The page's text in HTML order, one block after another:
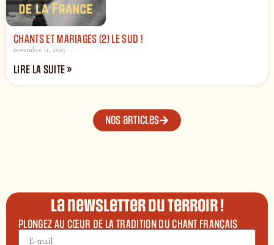
CHANTS ET MARIAGES (2) LE SUD !
novembre 11, 2025
LIRE LA SUITE »
Nos articles
La newsletter du terroir !
PLONGEZ AU CŒUR DE LA TRADITION DU CHANT FRANÇAIS